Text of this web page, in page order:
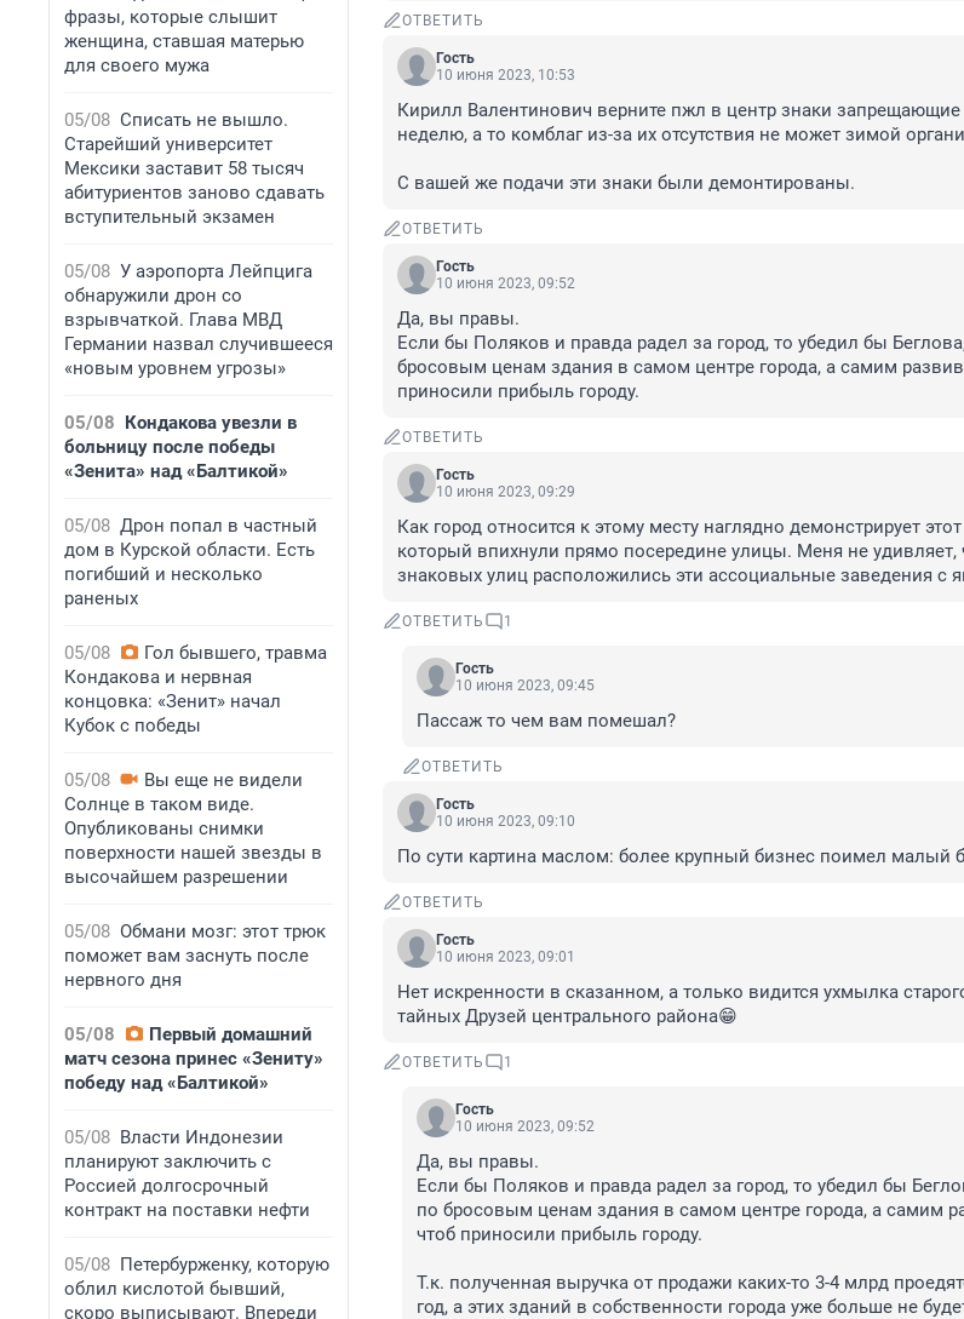
фразы, которые слышит
женщина, ставшая матерью
для своего мужа
05/08 Списать не вышло.
Старейший университет
Мексики заставит 58 тысяч
абитуриентов заново сдавать
вступительный экзамен
05/08 У аэропорта Лейпцига
обнаружили дрон со
взрывчаткой. Глава МВД
Германии назвал случившееся
«новым уровнем угрозы»
05/08 Кондакова увезли в
больницу после победы
«Зенита» над «Балтикой»
05/08 Дрон попал в частный
дом в Курской области. Есть
погибший и несколько
раненых
05/08
Гол бывшего, травма
Кондакова и нервная
концовка: «Зенит» начал
Кубок с победы
05/08
Вы еще не видели
Солнце в таком виде.
Опубликованы снимки
поверхности нашей звезды в
высочайшем разрешении
05/08 Обмани мозг: этот трюк
поможет вам заснуть после
нервного дня
05/08
Первый домашний
матч сезона принес «Зениту»
победу над «Балтикой»
05/08 Власти Индонезии
планируют заключить с
Россией долгосрочный
контракт на поставки нефти
05/08 Петербурженку, которую
облил кислотой бывший,
скоро выписывают. Впереди
ОТВЕТИТЬ
Гость
10 июня 2023, 10:53
Кирилл Валентинович верните пжл в центр знаки
неделю, а то комблаг из-за их отсутствия не может зимой
С вашей же подачи эти знаки были демонтированы.
ОТВЕТИТЬ
Гость
10 июня 2023, 09:52
Да, вы правы.
Если бы Поляков и правда радел за город, то убедил бы
бросовым ценам здания в самом центре города, а самим
приносили прибыль городу.
ОТВЕТИТЬ
Гость
10 июня 2023, 09:29
Как город относится к этому месту наглядно демонстрирует
который впихнули прямо посередине улицы. Меня не
знаковых улиц расположились эти ассоциальные заведения с
ОТВЕТИТЬ 1
Гость
10 июня 2023, 09:45
Пассаж то чем вам помешал?
ОТВЕТИТЬ
Гость
10 июня 2023, 09:10
По сути картина маслом: более крупный бизнес поимел малый
ОТВЕТИТЬ
Гость
10 июня 2023, 09:01
Нет искренности в сказанном, а только видится ухмылка
тайных Друзей центрального района😁
ОТВЕТИТЬ 1
Гость
10 июня 2023, 09:52
Да, вы правы.
Если бы Поляков и правда радел за город, то убедил бы
по бросовым ценам здания в самом центре города, а самим
чтоб приносили прибыль городу.
Т.к. полученная выручка от продажи каких-то 3-4 млрд
год, а этих зданий в собственности города уже больше не